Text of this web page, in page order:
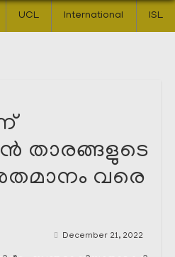
UCL International ISL
താരങ്ങളുടെ
വരെ
December 21, 2022